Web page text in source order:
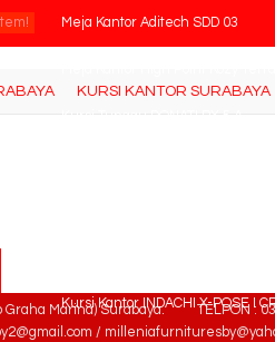
Meja Kantor Aditech SDD 03
Kursi Kantor INDACHI X-POSE I
KURSI KANTOR SURABAYA
Graha Marina) Surabaya.
TELPON :
/